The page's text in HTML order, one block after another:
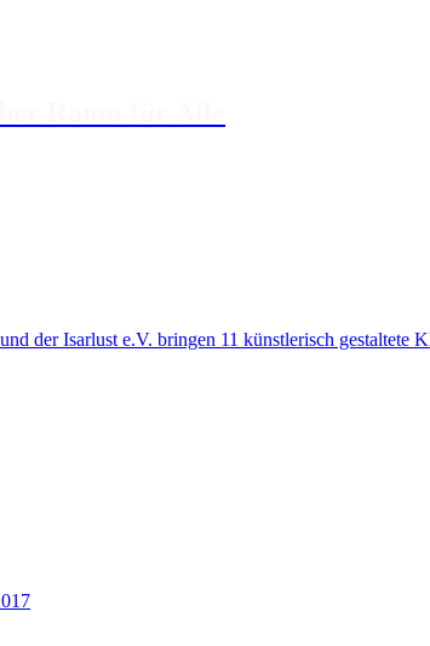
der Isarlust e.V. bringen 11 künstlerisch gestaltete